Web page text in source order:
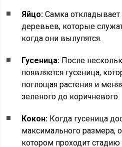
Яйцо: Самка откладывает
деревьев, которые
когда они вылупятся.
Гусеница: После
появляется гусеница,
поглощая растения и
зеленого до коричневого.
Кокон: Когда гусеница
максимального размера,
котором проходит стадию